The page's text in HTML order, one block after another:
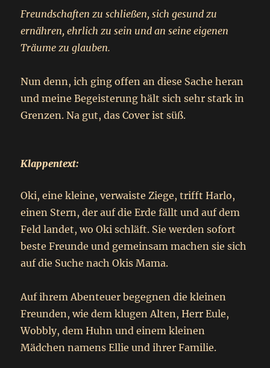
Freundschaften zu schließen, sich gesund zu
ernähren, ehrlich zu sein und an seine eigenen
Träume zu glauben.
Nun denn, ich ging offen an diese Sache heran
und meine Begeisterung hält sich sehr stark in
Grenzen. Na gut, das Cover ist süß.
Klappentext:
Oki, eine kleine, verwaiste Ziege, trifft Harlo,
einen Stern, der auf die Erde fällt und auf dem
Feld landet, wo Oki schläft. Sie werden sofort
beste Freunde und gemeinsam machen sie sich
auf die Suche nach Okis Mama.
Auf ihrem Abenteuer begegnen die kleinen
Freunden, wie dem klugen Alten, Herr Eule,
Wobbly, dem Huhn und einem kleinen
Mädchen namens Ellie und ihrer Familie.